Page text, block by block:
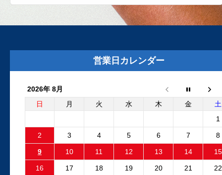
2025.8.29
外装リニューアルしました
た。グレーの建物と新しいロゴマークの看
板が目印です。Google...
フリーランダー2 電動ファンコ
ントロールユニット 純正品と
外品比較
フリーランダー2でエンジン停止後も電動
ファンが回り続ける故障が発生しました。
故障原因はファンコントロ...
営業日カレンダー
2026年 8月
日
月 火 水 木 金
土
1
2 3 4 5 6 7 8
9 10 11 12 13 14 15
16 17 18 19 20 21 22